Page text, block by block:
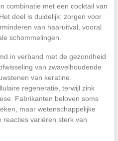
combinatie met een cocktail van
doel is duidelijk: zorgen voor
van haaruitval, vooral
schommelingen.
in verband met de gezondheid
van zwavelhoudende
van keratine.
regeneratie, terwijl zink
Fabrikanten beloven soms
maar wetenschappelijke
reacties variëren sterk van